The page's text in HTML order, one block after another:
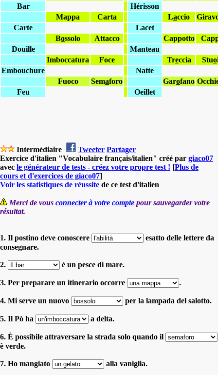
Bar
Hérisson
Mappa
Carta Laccio
Carte
Lacet
Bossolo Attacco Cappotto
Douille
Manteau
Imboccatura
Foce Treccia Stuo
Embouchure
Natte
Fuoco
Semaforo Garofano
Feu
Oeillet
Intermédiaire Tweeter Partager
Exercice d'italien "Vocabulaire français/italien" créé par giaco07
avec le générateur de tests - créez votre propre test ! [Plus de
cours et d'exercices de giaco07]
Voir les statistiques de réussite de ce test d'italien
Merci de vous connecter à votre compte pour sauvegarder votre
résultat.
1. Il postino deve conoscere
esatto delle lettere da
consegnare.
2. è un pesce di mare.
3. Per preparare un itinerario occorre .
4. Mi serve un nuovo per la lampada del salotto.
5. Il Pò ha a delta.
6. È possibile attraversare la strada solo quando il
è verde.
7. Ho mangiato alla vaniglia.